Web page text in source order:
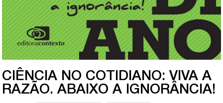
CIÊNCIA NO COTIDIANO: VIVA A
RAZÃO. ABAIXO A IGNORÂNCIA!